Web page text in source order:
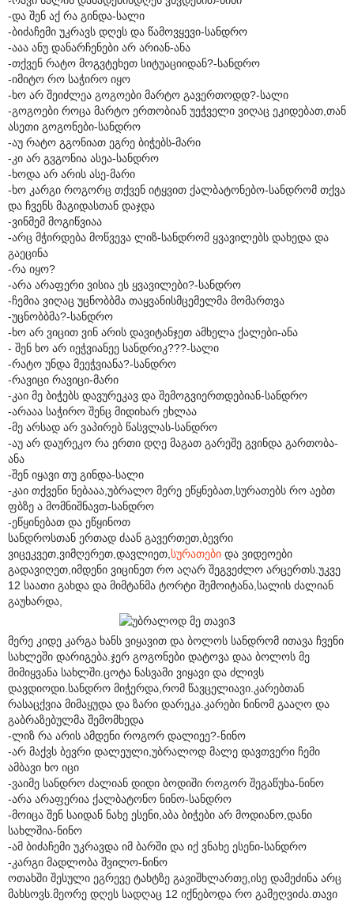
-და შენ აქ რა გინდა-სალი
-ბიძაჩემი უკრავს დღეს და წამოვყევი-სანდრო
-ააა ანუ დანარჩენები არ არიან-ანა
-თქვენ რატო მოგვტეხეთ სიტუაციიდან?-სანდრო
-იმიტო რო საჭირო იყო
-ხო არ შეიძლეა გოგოები მარტო გავერთოდდ?-სალი
-გოგოები როცა მარტო ერთობიან უეჭველი ვიღაც ეკიდებათ,თან
ასეთი გოგონები-სანდრო
-აუ რატო გგონიათ ეგრე ბიჭებს-მარი
-კი არ გვგონია ასეა-სანდრო
-ხოდა არ არის ასე-მარი
-ხო კარგი როგორც თქვენ იტყვით ქალბატონებო-სანდრომ თქვა
და ჩვენს მაგიდასთან დაჯდა
-ვინმემ მოგიწვიაა
-არც მჭირდება მოწვევა ლიზ-სანდრომ ყვავილებს დახედა და
გაეცინა
-რა იყო?
-არა არაფერი ვისია ეს ყვავილები?-სანდრო
-ჩემია ვიღაც უცნობბმა თაყვანისმცემელმა მომართვა
-უცნობბმა?-სანდრო
-ხო არ ვიცით ვინ არის დავიტანჯეთ ამხელა ქალები-ანა
- შენ ხო არ იეჭვიანეე სანდრიკ???-სალი
-რატო უნდა მეეჭვიანა?-სანდრო
-რავიცი რავიცი-მარი
-კაი მე ბიჭებს დავურეკავ და შემოგვიერთდებიან-სანდრო
-არააა საჭირო შენც მიდიხარ ეხლაა
-მე არსად არ ვაპირებ წასვლას-სანდრო
-აუ არ დაურეკო რა ერთი დღე მაგათ გარეშე გვინდა გართობა-
ანა
-შენ იყავი თუ გინდა-სალი
-კაი თქვენი ნებააა,უბრალო მერე ეწყნებათ,სურათებს რო აებთ
ფბზე ა მომნიშნავთ-სანდრო
-ეწყინებათ და ეწყინოთ
სანდროსთან ერთად ძაან გავერთეთ,ბევრი
ვიცეკვეთ,ვიმღერეთ,დავლიეთ, სურათები და ვიდეოები
გადავიღეთ,იმდენი ვიცინეთ რო აღარ შეგვეძლო არცერთს.უკვე
12 საათი გახდა და მიმტანმა ტორტი შემოიტანა,სალის ძალიან
გაუხარდა,
მერე კიდე კარგა ხანს ვიყავით და ბოლოს სანდრომ ითავა ჩვენი
სახლეში დარიგება.ჯერ გოგონები დატოვა დაა ბოლოს მე
მიმიყვანა სახლში.ცოტა ნასვამი ვიყავი და ძლივს
დავდიოდი.სანდრო მიჭერდა,რომ წავცელიავი.კარებთან
რასაცქვია მიმაყუდა და ზარი დარეკა.კარები ნინომ გააღო და
გაბრაზებულმა შემომხედა
-ლიზ რა არის ამდენი როგორ დალიეე?-ნინო
-არ მაქვს ბევრი დალეული,უბრალოდ მალე დავთვერი ჩემი
ამბავი ხო იცი
-ვაიმე სანდრო ძალიან დიდი ბოდიში როგორ შეგაწუხა-ნინო
-არა არაფერია ქალბატონო ნინო-სანდრო
-მოიცა შენ საიდან ნახე ესენი,აბა ბიჭები არ მოდიანო,დანი
სახლშია-ნინო
-ამ ბიძაჩემი უკრავდა იმ ბარში და იქ ვნახე ესენი-სანდრო
-კარგი მადლობა შვილო-ნინო
ოთახში შესული ეგრევე ტახტზე გავიშხლართე,ისე დამეძინა არც
მახსოვს.მეორე დღეს სადღაც 12 იქნებოდა რო გამეღვიძა.თავი